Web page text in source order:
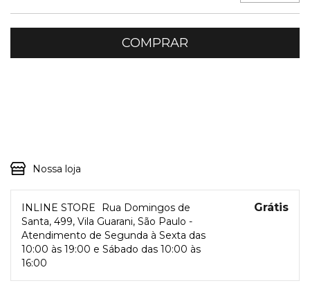
Nossa loja
INLINE STORE
Rua Domingos de
Santa, 499, Vila Guarani, São Paulo -
Atendimento de Segunda à Sexta das
10:00 às 19:00 e Sábado das 10:00 às
16:00
Grátis